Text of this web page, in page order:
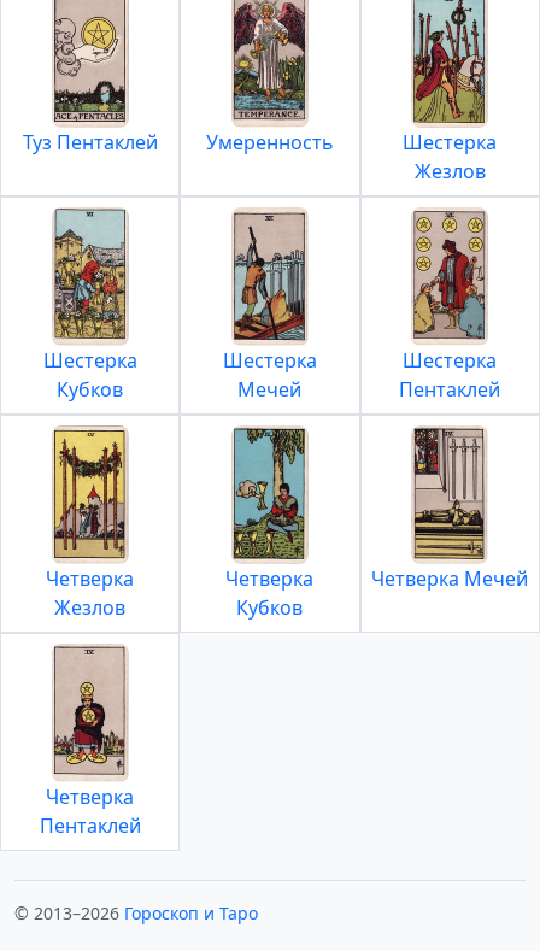
Туз Пентаклей Умеренность
Шестерка
Жезлов
Шестерка
Кубков
Шестерка
Мечей
Шестерка
Пентаклей
Четверка
Жезлов
Четверка
Кубков
Четверка Мечей
Четверка
Пентаклей
© 2013–2026 Гороскоп и Таро